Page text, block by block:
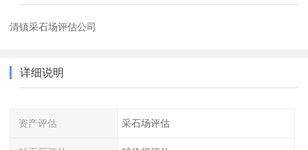
清镇采石场评估公司
详细说明
资产评估 采石场评估